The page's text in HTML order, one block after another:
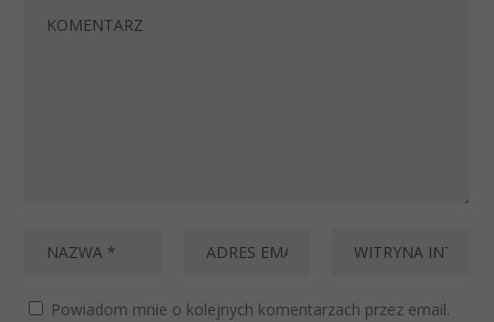
Powiadom mnie o kolejnych komentarzach przez email.